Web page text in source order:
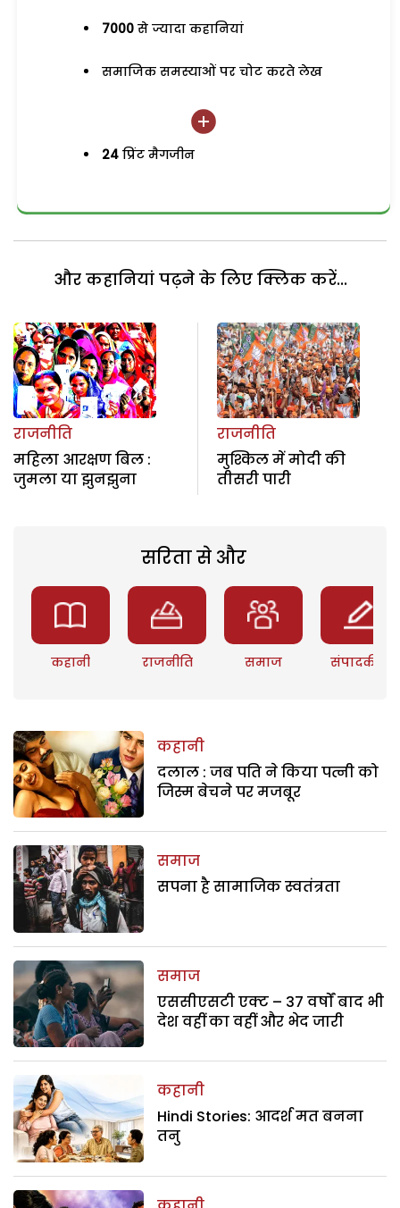
7000 से ज्यादा कहानियां
समाजिक समस्याओं पर चोट करते लेख
24 प्रिंट मैगजीन
और कहानियां पढ़ने के लिए क्लिक करें...
राजनीति
महिला आरक्षण बिल :
जुमला या झुनझुना
राजनीति
मुश्किल में मोदी की
तीसरी पारी
सरिता से और
कहानी राजनीति समाज संपादकीय
कहानी
दलाल : जब पति ने किया पत्नी को
जिस्म बेचने पर मजबूर
समाज
सपना है सामाजिक स्वतंत्रता
समाज
एससीएसटी एक्ट – 37 वर्षों बाद भी
देश वहीं का वहीं और भेद जारी
कहानी
Hindi Stories: आदर्श मत बनना
तनु